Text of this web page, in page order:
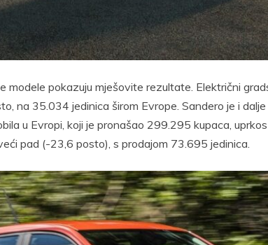
modele pokazuju mješovite rezultate. Električni
na 35.034 jedinica širom Evrope. Sandero je i
u Evropi, koji je pronašao 299.295 kupaca,
pad (-23,6 posto), s prodajom 73.695 jedinica.